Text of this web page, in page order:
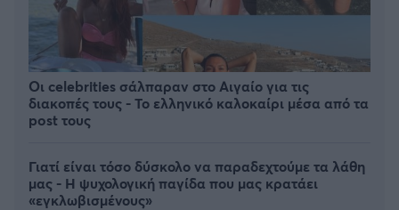
Οι celebrities σάλπαραν στο Αιγαίο για τις
διακοπές τους - Το ελληνικό καλοκαίρι μέσα από τα
post τους
Γιατί είναι τόσο δύσκολο να παραδεχτούμε τα λάθη
μας - Η ψυχολογική παγίδα που μας κρατάει
«εγκλωβισμένους»